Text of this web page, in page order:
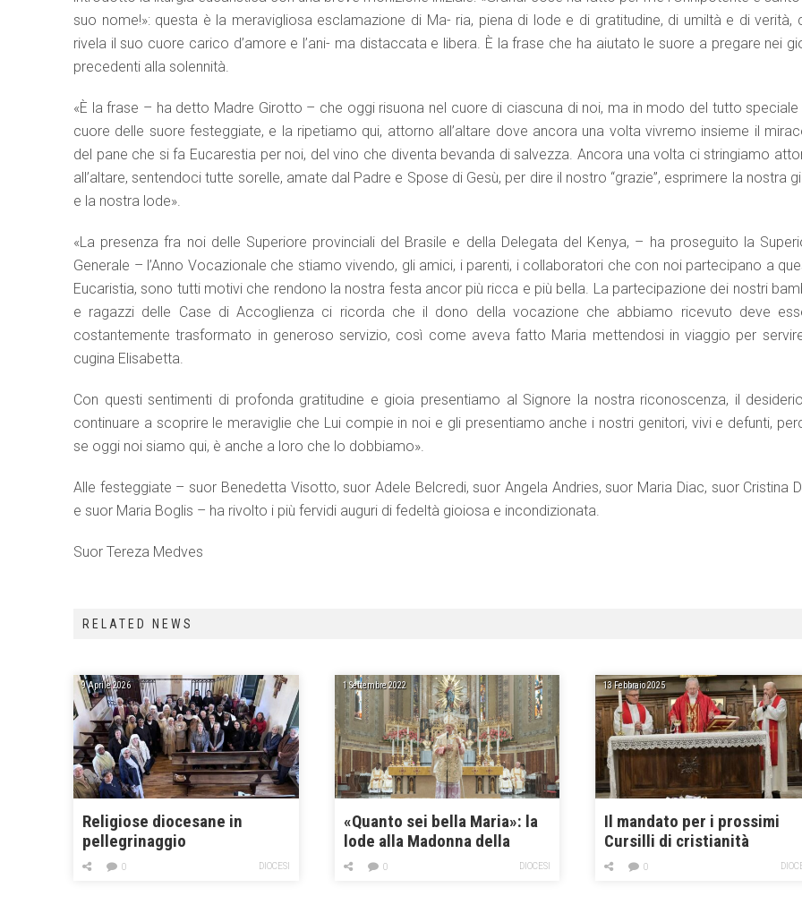
suo nome!»: questa è la meravigliosa esclamazione di Ma- ria, piena di lode e di gratitudine, di umiltà e di verità,
rivela il suo cuore carico d’amore e l’ani- ma distaccata e libera. È la frase che ha aiutato le suore a pregare nei
precedenti alla solennità.
«È la frase – ha detto Madre Girotto – che oggi risuona nel cuore di ciascuna di noi, ma in modo del tutto speciale
cuore delle suore festeggiate, e la ripetiamo qui, attorno all’altare dove ancora una volta vivremo insieme il
del pane che si fa Eucarestia per noi, del vino che diventa bevanda di salvezza. Ancora una volta ci stringiamo
all’altare, sentendoci tutte sorelle, amate dal Padre e Spose di Gesù, per dire il nostro “grazie”, esprimere la nostra
e la nostra lode».
«La presenza fra noi delle Superiore provinciali del Brasile e della Delegata del Kenya, – ha proseguito la
Generale – l’Anno Vocazionale che stiamo vivendo, gli amici, i parenti, i collaboratori che con noi partecipano a
Eucaristia, sono tutti motivi che rendono la nostra festa ancor più ricca e più bella. La partecipazione dei nostri
e ragazzi delle Case di Accoglienza ci ricorda che il dono della vocazione che abbiamo ricevuto deve
costantemente trasformato in generoso servizio, così come aveva fatto Maria mettendosi in viaggio per
cugina Elisabetta.
Con questi sentimenti di profonda gratitudine e gioia presentiamo al Signore la nostra riconoscenza, il
continuare a scoprire le meraviglie che Lui compie in noi e gli presentiamo anche i nostri genitori, vivi e defunti,
se oggi noi siamo qui, è anche a loro che lo dobbiamo».
Alle festeggiate – suor Benedetta Visotto, suor Adele Belcredi, suor Angela Andries, suor Maria Diac, suor Cristina
e suor Maria Boglis – ha rivolto i più fervidi auguri di fedeltà gioiosa e incondizionata.
Suor Tereza Medves
RELATED NEWS
9 Aprile 2026
Religiose diocesane in
pellegrinaggio
DIOCESI
0
1 Settembre 2022
«Quanto sei bella Maria»: la
lode alla Madonna della
Guardia
DIOCESI
0
13 Febbraio 2025
Il mandato per i prossimi
Cursilli di cristianità
0